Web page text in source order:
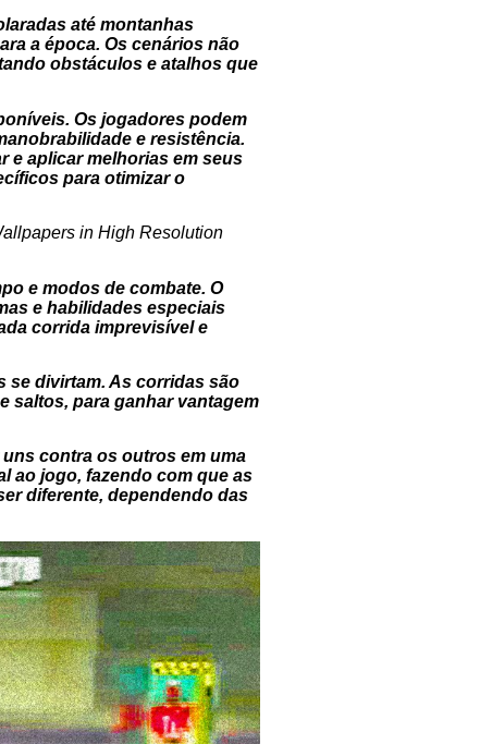
até montanhas
a época. Os cenários não
obstáculos e atalhos que
Os jogadores podem
e resistência.
e aplicar melhorias em seus
para otimizar o
e modos de combate. O
e habilidades especiais
corrida imprevisível e
se divirtam. As corridas são
saltos, para ganhar vantagem
contra os outros em uma
ao jogo, fazendo com que as
diferente, dependendo das